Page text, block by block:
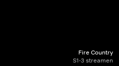
Fire Country
S1-3 streamen